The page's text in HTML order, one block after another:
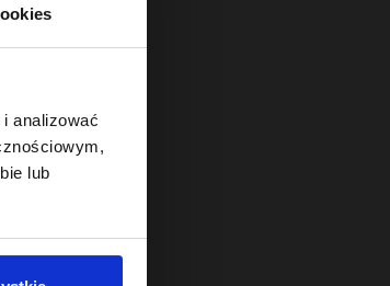
analizować
lub